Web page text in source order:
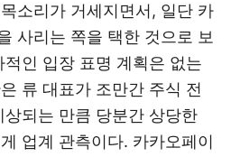
소리가 거세지면서, 일단 카
사리는 쪽을 택한 것으로 보
인 입장 표명 계획은 없는
류 대표가 조만간 주식 전
되는 만큼 당분간 상당한
업계 관측이다. 카카오페이